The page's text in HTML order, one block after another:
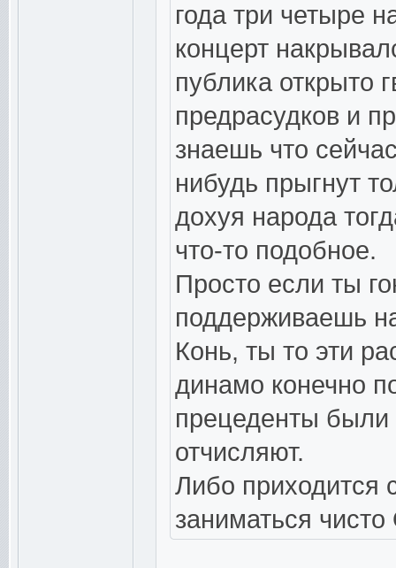
года три четыре
концерт
публика открыто
предрасудков и
знаешь что
нибудь прыгнут
дохуя народа
что-то подобное.
Просто если ты
поддерживаешь
Конь, ты то эти
динамо конечно
прецеденты
отчисляют.
Либо приходится
заниматься